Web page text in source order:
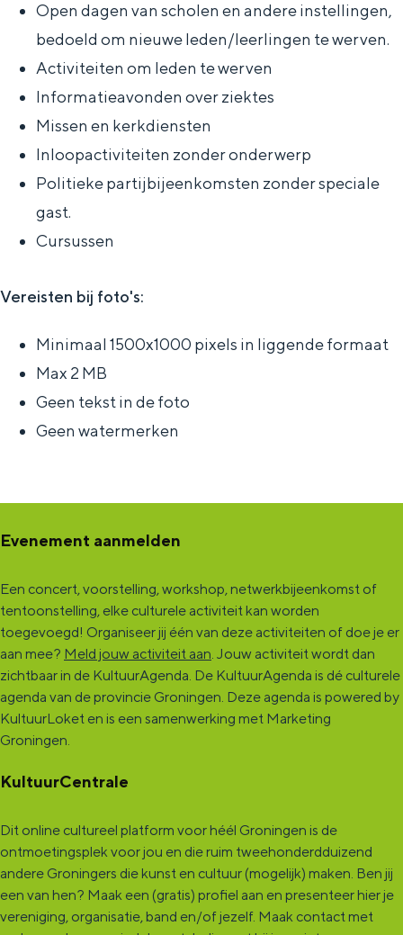
Open dagen van scholen en andere instellingen,
bedoeld om nieuwe leden/leerlingen te werven.
Activiteiten om leden te werven
Informatieavonden over ziektes
Missen en kerkdiensten
Inloopactiviteiten zonder onderwerp
Politieke partijbijeenkomsten zonder speciale
gast.
Cursussen
Vereisten bij foto's:
Minimaal 1500x1000 pixels in liggende formaat
Max 2 MB
Geen tekst in de foto
Geen watermerken
Evenement aanmelden
Een concert, voorstelling, workshop, netwerkbijeenkomst of
tentoonstelling, elke culturele activiteit kan worden
toegevoegd! Organiseer jij één van deze activiteiten of doe je er
aan mee? Meld jouw activiteit aan. Jouw activiteit wordt dan
zichtbaar in de KultuurAgenda. De KultuurAgenda is dé culturele
agenda van de provincie Groningen. Deze agenda is powered by
KultuurLoket en is een samenwerking met Marketing
Groningen.
KultuurCentrale
Dit online cultureel platform voor héél Groningen is de
ontmoetingsplek voor jou en die ruim tweehonderdduizend
andere Groningers die kunst en cultuur (mogelijk) maken. Ben jij
een van hen? Maak een (gratis) profiel aan en presenteer hier je
vereniging, organisatie, band en/of jezelf. Maak contact met